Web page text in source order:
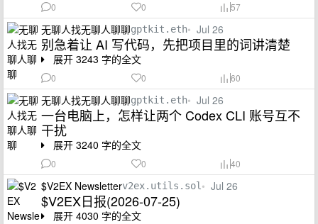
0 0 57
无聊人找无聊人聊聊gptkit.eth• Jul 26
别急着让 AI 写代码，先把项目里的词讲清楚
展开 3243 字的全文
0 0 60
无聊人找无聊人聊聊gptkit.eth• Jul 26
一台电脑上，怎样让两个 Codex CLI 账号互不
干扰
展开 3240 字的全文
0 0 40
$V2EX Newsletterv2ex.utils.sol• Jul 26
$V2EX日报(2026-07-25)
展开 4030 字的全文